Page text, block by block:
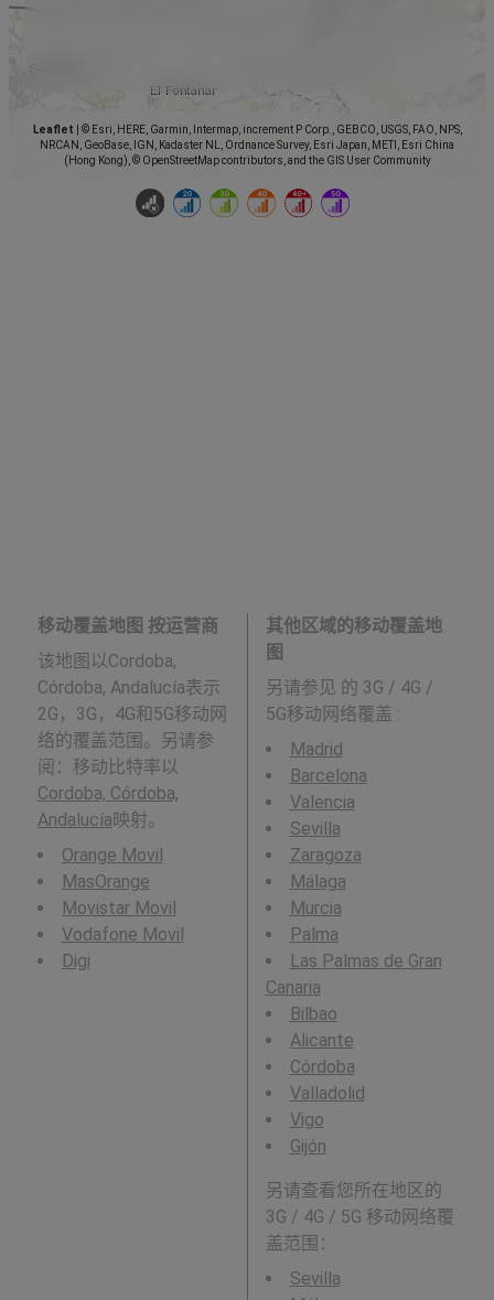
Leaflet
© Esri, HERE, Garmin, Intermap, increment P Corp., GEBCO, USGS, FAO, NPS,
NRCAN, GeoBase, IGN, Kadaster NL, Ordnance Survey, Esri Japan, METI, Esri China
(Hong Kong), © OpenStreetMap contributors, and the GIS User Community
移动覆盖地图 按运营商
该地图以Cordoba,
Córdoba, Andalucía表示
2G，3G，4G和5G移动网
络的覆盖范围。另请参
阅：移动比特率以
Cordoba, Córdoba,
Andalucía映射。
Orange Movil
MasOrange
Movistar Movil
Vodafone Movil
Digi
其他区域的移动覆盖地
图
另请参见 的 3G / 4G /
5G移动网络覆盖 :
Madrid
Barcelona
Valencia
Sevilla
Zaragoza
Málaga
Murcia
Palma
Las Palmas de Gran
Canaria
Bilbao
Alicante
Córdoba
Valladolid
Vigo
Gijón
另请查看您所在地区的
3G / 4G / 5G 移动网络覆
盖范围：
Sevilla